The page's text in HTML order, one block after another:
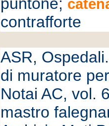
contrafforte
ASR,
di muratore
Notai AC, vol.
mastro